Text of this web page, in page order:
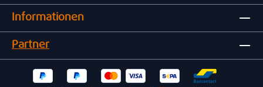
Informationen
Partner